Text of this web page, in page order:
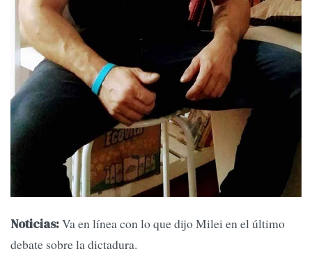
Noticias:Va en línea con lo que dijo Milei en el último
debate sobre la dictadura.